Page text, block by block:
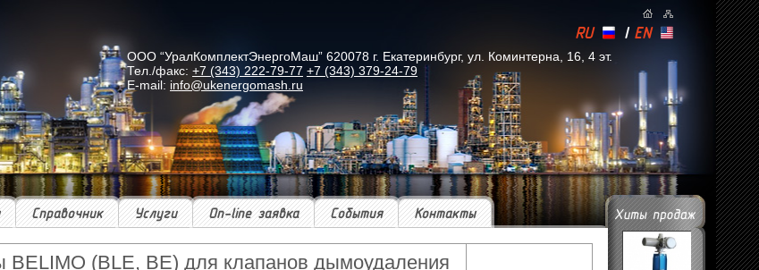
ООО “УралКомплектЭнергоМаш” 620078 г. Екатеринбург, ул. Коминтерна, 16, 4 эт.
Тел./факс: +7 (343) 222-79-77 +7 (343) 379-24-79
E-mail: info@ukenergomash.ru
RU | EN
Справочник Услуги On-line заявка События Контакты
BELIMO (BLE, BE) для клапанов дымоудаления